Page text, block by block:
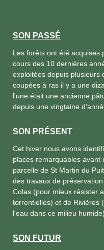
SON PASSÉ
Les forêts ont été acquises
cours des 10 dernières
exploitées depuis plusieurs
coupées à ras il y a une
l'une était une ancienne
depuis une vingtaine
SON PRÉSENT
Cet hiver nous avons
places remarquables avant
parcelle de St Martin du
des travaux de
Colas (pour mieux résister
torrentielles) et de Rivières
l'eau dans ce milieu humide)
SON FUTUR